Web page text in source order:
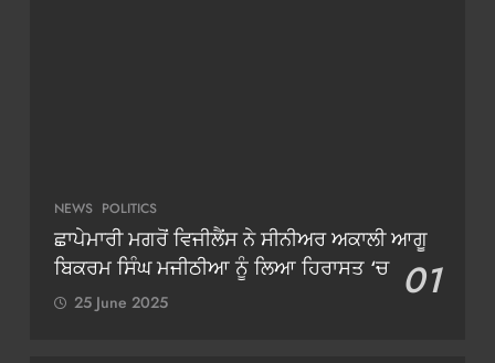
NEWS POLITICS
ਛਾਪੇਮਾਰੀ ਮਗਰੋਂ ਵਿਜੀਲੈਂਸ ਨੇ ਸੀਨੀਅਰ ਅਕਾਲੀ ਆਗੂ
ਬਿਕਰਮ ਸਿੰਘ ਮਜੀਠੀਆ ਨੂੰ ਲਿਆ ਹਿਰਾਸਤ ‘ਚ 01
25 June 2025